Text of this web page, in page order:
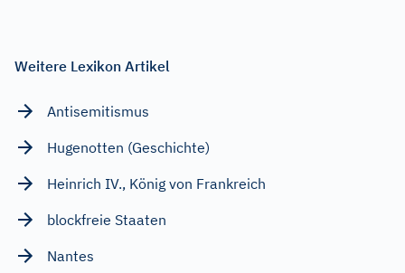
Weitere Lexikon Artikel
Antisemitismus
Hugenotten (Geschichte)
Heinrich IV., König von Frankreich
blockfreie Staaten
Nantes